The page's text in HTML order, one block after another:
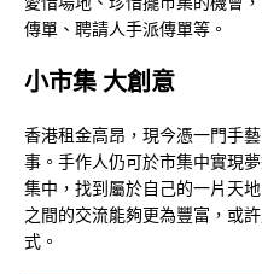
傳單、聘請人手派傳單等。
小市集 大創意
香港租金高昂，現今憑一門手
事。手作人仍可於市集中實現
集中，找到屬於自己的一片天
之間的交流能夠更為豐富，或
式。